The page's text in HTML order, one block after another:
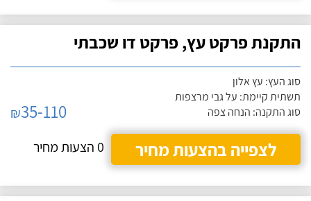
התקנת פרקט עץ, פרקט דו שכבתי
סוג העץ: עץ אלון
תשתית קיימת: על גבי מרצפות
סוג התקנה: הנחה צפה
₪35-110
לצפייה בהצעות מחיר
0 הצעות מחיר